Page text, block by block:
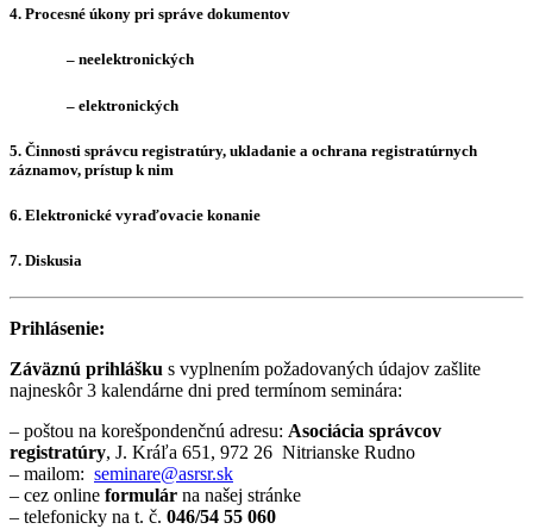
4. Procesné úkony pri správe dokumentov
– neelektronických
– elektronických
5. Činnosti správcu registratúry, ukladanie a ochrana registratúrnych
záznamov, prístup k nim
6. Elektronické vyraďovacie konanie
7. Diskusia
Prihlásenie:
Záväznú prihlášku s vyplnením požadovaných údajov zašlite
najneskôr 3 kalendárne dni pred termínom seminára:
– poštou na korešpondenčnú adresu: Asociácia správcov
registratúry, J. Kráľa 651, 972 26 Nitrianske Rudno
– mailom: seminare@asrsr.sk
– cez online formulár na našej stránke
– telefonicky na t. č. 046/54 55 060